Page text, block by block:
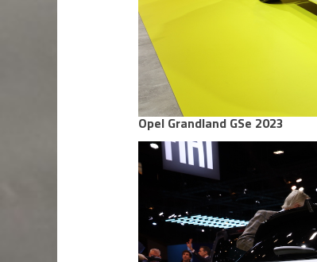
Opel Grandland GSe 2023